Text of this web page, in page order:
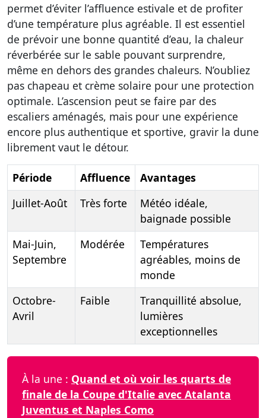
permet d’éviter l’affluence estivale et de profiter
d’une température plus agréable. Il est essentiel
de prévoir une bonne quantité d’eau, la chaleur
réverbérée sur le sable pouvant surprendre,
même en dehors des grandes chaleurs. N’oubliez
pas chapeau et crème solaire pour une protection
optimale. L’ascension peut se faire par des
escaliers aménagés, mais pour une expérience
encore plus authentique et sportive, gravir la dune
librement vaut le détour.
Période Affluence
Avantages
Juillet-Août
Très forte
Météo idéale,
baignade possible
Mai-Juin,
Septembre
Modérée
Températures
agréables, moins de
monde
Octobre-
Avril
Faible
Tranquillité absolue,
lumières
exceptionnelles
À la une : Quand et où voir les quarts de
finale de la Coupe d'Italie avec Atalanta
Juventus et Naples Como